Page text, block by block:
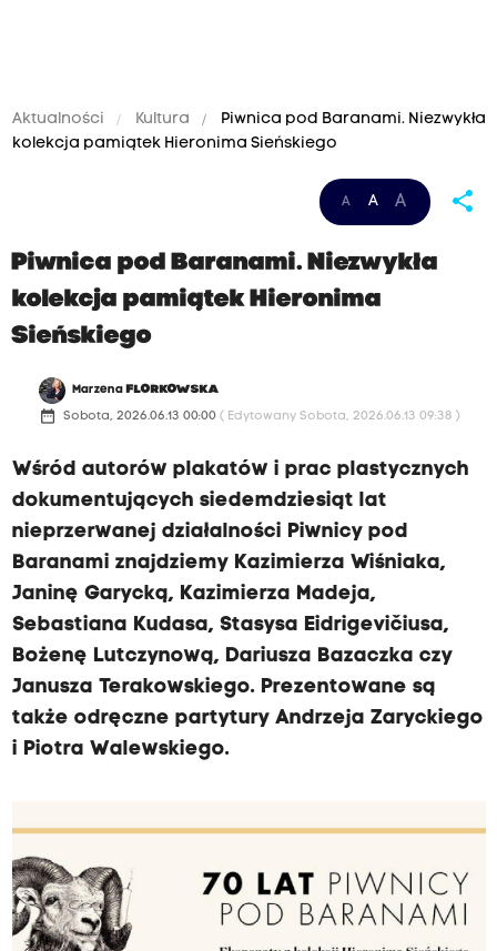
Aktualności Kultura
Piwnica pod Baranami. Niezwykła
kolekcja pamiątek Hieronima Sieńskiego
A A A share
Piwnica pod Baranami. Niezwykła
kolekcja pamiątek Hieronima
Sieńskiego
Marzena FLORKOWSKA
date_range Sobota, 2026.06.13 00:00 ( Edytowany Sobota, 2026.06.13 09:38 )
Wśród autorów plakatów i prac plastycznych
dokumentujących siedemdziesiąt lat
nieprzerwanej działalności Piwnicy pod
Baranami znajdziemy Kazimierza Wiśniaka,
Janinę Garycką, Kazimierza Madeja,
Sebastiana Kudasa, Stasysa Eidrigevičiusa,
Bożenę Lutczynową, Dariusza Bazaczka czy
Janusza Terakowskiego. Prezentowane są
także odręczne partytury Andrzeja Zaryckiego
i Piotra Walewskiego.